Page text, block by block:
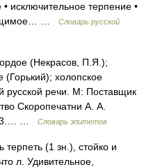
исключительное терпение •
…
Словарь русской
(Некрасов, П.Я.);
холопское
русской речи. М: Поставщик
Скоропечатни А. А.
…
Словарь эпитетов
(1 зн.), стойко и
л. Удивительное,